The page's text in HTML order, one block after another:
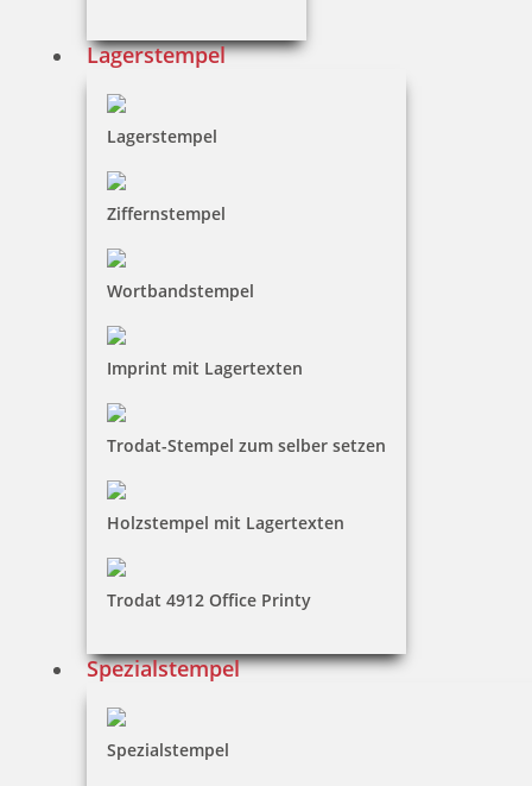
Lagerstempel
Lagerstempel
Ziffernstempel
Wortbandstempel
Imprint mit Lagertexten
Trodat-Stempel zum selber setzen
Holzstempel mit Lagertexten
Trodat 4912 Office Printy
Spezialstempel
Spezialstempel
Trodat Printy 4750/L22 4.0 Datumstempel GESCANNT 39 x 22
Trodat Printy 4850/L2 Datumstempel BEZAHLT 24 x 4 mm
18,00 €